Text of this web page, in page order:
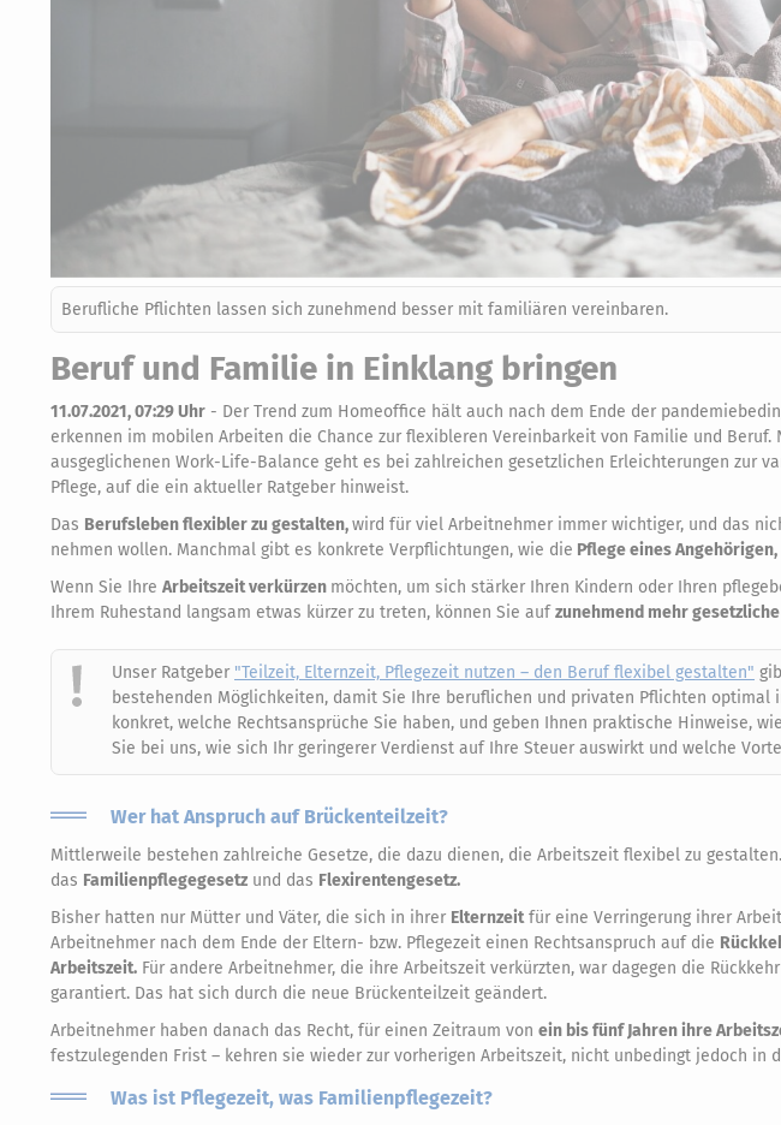
Berufliche Pflichten lassen sich zunehmend besser mit familiären vereinbaren.
Beruf und Familie in Einklang bringen
11.07.2021, 07:29 Uhr - Der Trend zum Homeoffice hält auch nach dem Ende der
erkennen im mobilen Arbeiten die Chance zur flexibleren Vereinbarkeit von Familie und
ausgeglichenen Work-Life-Balance geht es bei zahlreichen gesetzlichen Erleichterungen zur
Pflege, auf die ein aktueller Ratgeber hinweist.
Das Berufsleben flexibler zu gestalten,wird für viel Arbeitnehmer immer wichtiger, und das
nehmen wollen. Manchmal gibt es konkrete Verpflichtungen, wie die Pflege eines Angehörigen,
Wenn Sie Ihre Arbeitszeit verkürzen möchten, um sich stärker Ihren Kindern oder Ihren
Ihrem Ruhestand langsam etwas kürzer zu treten, können Sie aufzunehmend mehr
Unser Ratgeber "Teilzeit, Elternzeit, Pflegezeit nutzen – den Beruf flexibel gestalten"
bestehenden Möglichkeiten, damit Sie Ihre beruflichen und privaten Pflichten optimal
konkret, welche Rechtsansprüche Sie haben, und geben Ihnen praktische Hinweise,
Sie bei uns, wie sich Ihr geringerer Verdienst auf Ihre Steuer auswirkt und welche
Wer hat Anspruch auf Brückenteilzeit?
Mittlerweile bestehen zahlreiche Gesetze, die dazu dienen, die Arbeitszeit flexibel zu
das Familienpflegegesetz und das Flexirentengesetz.
Bisher hatten nur Mütter und Väter, die sich in ihrer Elternzeitfür eine Verringerung ihrer
Arbeitnehmer nach dem Ende der Eltern- bzw. Pflegezeit einen Rechtsanspruch auf die
Arbeitszeit. Für andere Arbeitnehmer, die ihre Arbeitszeit verkürzten, war dagegen die
garantiert. Das hat sich durch die neue Brückenteilzeit geändert.
Arbeitnehmer haben danach das Recht, für einen Zeitraum von ein bis fünf Jahren ihre
festzulegenden Frist – kehren sie wieder zur vorherigen Arbeitszeit, nicht unbedingt jedoch in
Was ist Pflegezeit, was Familienpflegezeit?